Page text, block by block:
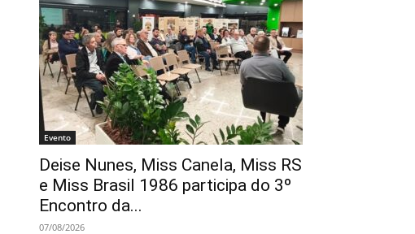
Evento
Deise Nunes, Miss Canela, Miss RS
e Miss Brasil 1986 participa do 3º
Encontro da...
07/08/2026